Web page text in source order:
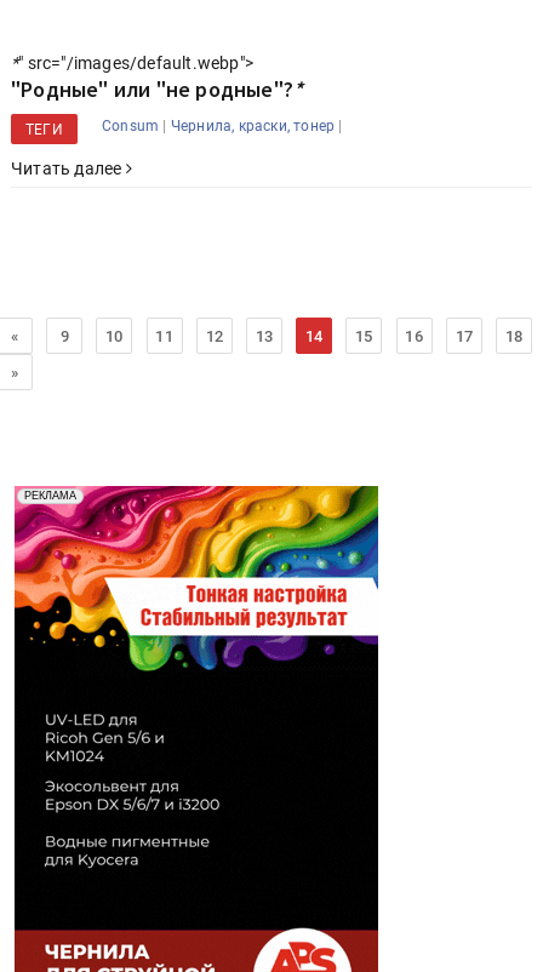
*" src="/images/default.webp">
"Родные" или "не родные"?*
ТЕГИ Consum | Чернила, краски, тонер |
Читать далее
« 9 10 11 12 13 14 15 16 17
18
»
РЕКЛАМА
Реклама. Рекламодатель ООО "Передовые Системы
Печати" erid: 2SDnjd2d4Qz